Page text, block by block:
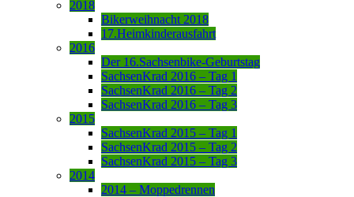
2018
Bikerweihnacht 2018
17.Heimkinderausfahrt
2016
Der 16.Sachsenbike-Geburtstag
SachsenKrad 2016 – Tag 1
SachsenKrad 2016 – Tag 2
SachsenKrad 2016 – Tag 3
2015
SachsenKrad 2015 – Tag 1
SachsenKrad 2015 – Tag 2
SachsenKrad 2015 – Tag 3
2014
2014 – Moppedrennen